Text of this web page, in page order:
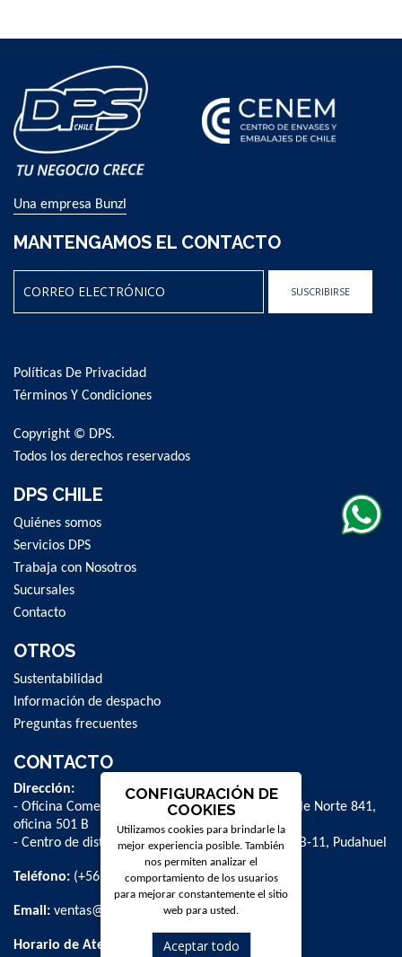
Una empresa Bunzl
MANTENGAMOS EL CONTACTO
Our
Newsletter:
SUSCRIBIRSE
Políticas De Privacidad
Términos Y Condiciones
Copyright © DPS.
Todos los derechos reservados
DPS CHILE
Quiénes somos
Servicios DPS
Trabaja con Nosotros
Sucursales
Contacto
OTROS
Sustentabilidad
Información de despacho
Preguntas frecuentes
CONTACTO
Dirección:
- Oficina Comercial y administrativa: Avenida Valle Norte 841,
oficina 501 B
- Centro de distribución: La Farfana 500, bodega B-11, Pudahuel
Teléfono: (+56 2) 2 584 8900
Email: ventas@dpschile.cl
Horario de Atención:
CONFIGURACIÓN DE
COOKIES
Utilizamos cookies para brindarle la
mejor experiencia posible. También
nos permiten analizar el
comportamiento de los usuarios
para mejorar constantemente el sitio
web para usted.
Aceptar todo